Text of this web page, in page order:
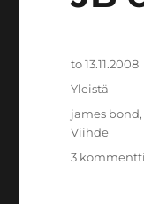
Julkaistu
to 13.11.2008
Kategoriat
Yleistä
Avainsanat
james bond
Viihde
3